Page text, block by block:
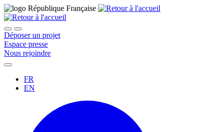
Déposer un projet
Espace presse
Nous rejoindre
FR
EN